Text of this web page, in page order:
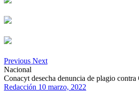
Previous Next
Nacional
Conacyt desecha denuncia de plagio contra
Redacción 10 marzo, 2022